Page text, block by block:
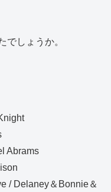
しょうか。
Abrams
/ Delaney＆Bonnie＆